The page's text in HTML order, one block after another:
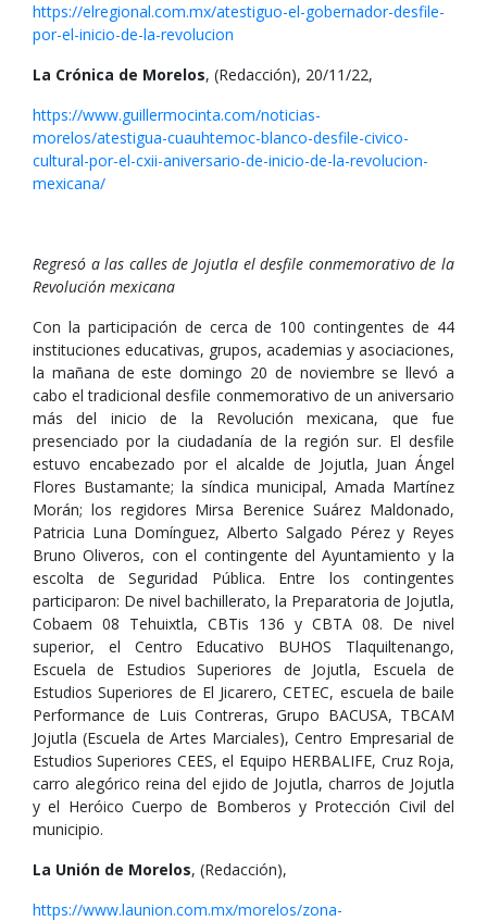
https://elregional.com.mx/atestiguo-el-gobernador-desfile-
por-el-inicio-de-la-revolucion
La Crónica de Morelos, (Redacción), 20/11/22,
https://www.guillermocinta.com/noticias-
morelos/atestigua-cuauhtemoc-blanco-desfile-civico-
cultural-por-el-cxii-aniversario-de-inicio-de-la-revolucion-
mexicana/
Regresó a las calles de Jojutla el desfile conmemorativo de la
Revolución mexicana
Con la participación de cerca de 100 contingentes de 44
instituciones educativas, grupos, academias y asociaciones,
la mañana de este domingo 20 de noviembre se llevó a
cabo el tradicional desfile conmemorativo de un aniversario
más del inicio de la Revolución mexicana, que fue
presenciado por la ciudadanía de la región sur. El desfile
estuvo encabezado por el alcalde de Jojutla, Juan Ángel
Flores Bustamante; la síndica municipal, Amada Martínez
Morán; los regidores Mirsa Berenice Suárez Maldonado,
Patricia Luna Domínguez, Alberto Salgado Pérez y Reyes
Bruno Oliveros, con el contingente del Ayuntamiento y la
escolta de Seguridad Pública. Entre los contingentes
participaron: De nivel bachillerato, la Preparatoria de Jojutla,
Cobaem 08 Tehuixtla, CBTis 136 y CBTA 08. De nivel
superior, el Centro Educativo BUHOS Tlaquiltenango,
Escuela de Estudios Superiores de Jojutla, Escuela de
Estudios Superiores de El Jicarero, CETEC, escuela de baile
Performance de Luis Contreras, Grupo BACUSA, TBCAM
Jojutla (Escuela de Artes Marciales), Centro Empresarial de
Estudios Superiores CEES, el Equipo HERBALIFE, Cruz Roja,
carro alegórico reina del ejido de Jojutla, charros de Jojutla
y el Heróico Cuerpo de Bomberos y Protección Civil del
municipio.
La Unión de Morelos, (Redacción),
https://www.launion.com.mx/morelos/zona-